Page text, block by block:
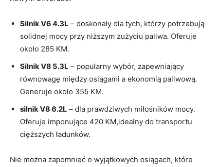
Silnik V6 4.3L – doskonały dla tych, którzy potrzebują
solidnej mocy przy niższym zużyciu paliwa. Oferuje
około 285 KM.
Silnik V8 5.3L – popularny wybór, zapewniający
równowagę między osiągami a ekonomią paliwową.
Generuje około 355 KM.
silnik V8 6.2L – dla prawdziwych miłośników mocy.
Oferuje imponujące 420 KM,idealny do transportu
cięższych ładunków.
Nie można zapomnieć o wyjątkowych osiągach, które